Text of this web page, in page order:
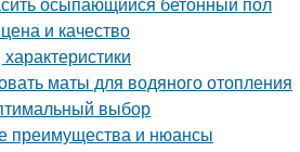
и качество
маты для водяного отопления
выбор
преимущества и нюансы